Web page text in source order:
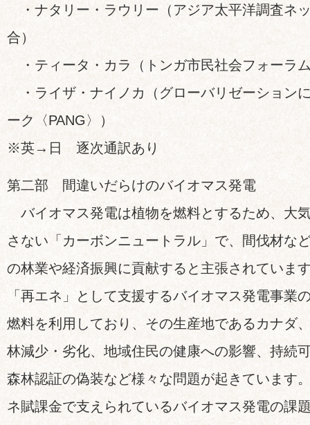
・ナタリー・ラウリー（アジア太平洋調査ネ
合）
・ティータ・カラ（トンガ市民社会フォーラ
・ライザ・ナイノカ（グローバリゼーション
ーク〈PANG〉）
※英→日 逐次通訳あり
第二部 間違いだらけのバイオマス発電
バイオマス発電は植物を燃料とするため、大
さない「カーボンニュートラル」で、間伐材な
の林業や経済振興に貢献すると主張されていま
「再エネ」として支援するバイオマス発電事業
燃料を利用しており、その生産地であるカナダ
林減少・劣化、地域住民の健康への影響、持続
森林認証の偽装など様々な問題が起きています
ネ賦課金で支えられているバイオマス発電の課